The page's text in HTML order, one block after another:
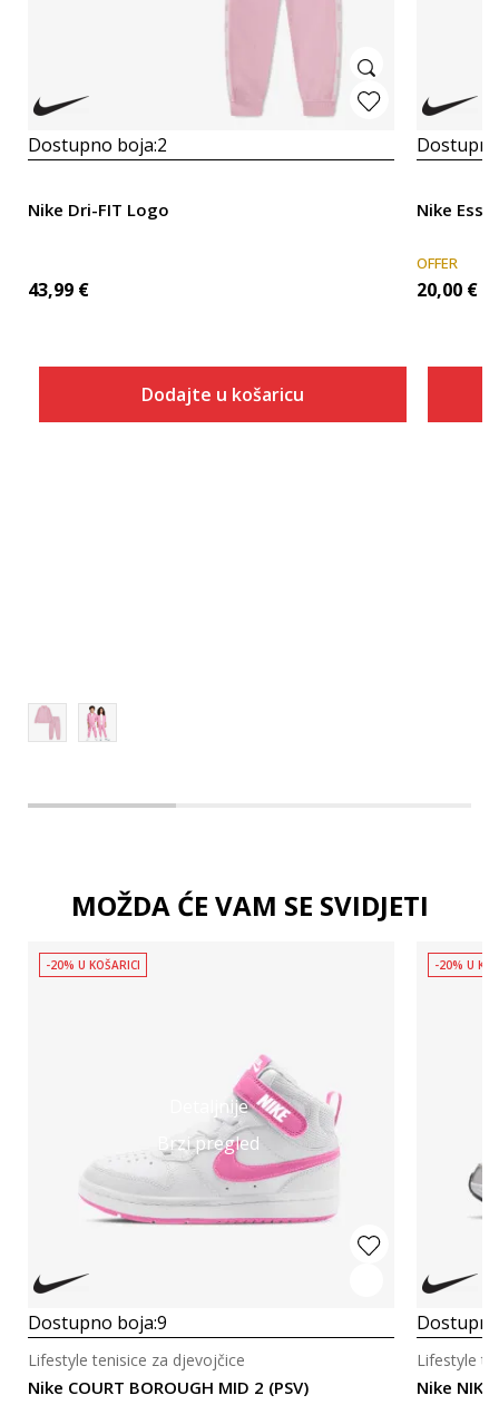
Dostupno boja:2
Nike Dri-FIT Logo
43,99 €
Dodajte u košaricu
Nike
OFFER
20,00 €
MOŽDA ĆE VAM SE SVIDJETI
Detaljnije
Brzi pregled
-20% U KOŠARICI
Dostupno boja:9
Nike COURT BOROUGH MID 2 (PSV)
Lifestyle tenisice za djevojčice
-20% U
Nike NIKE
Lifestyle